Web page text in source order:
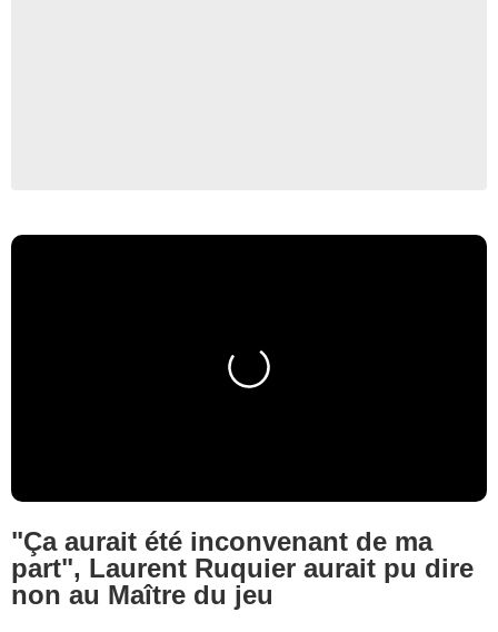
"Ça aurait été inconvenant de ma
part", Laurent Ruquier aurait pu dire
non au Maître du jeu